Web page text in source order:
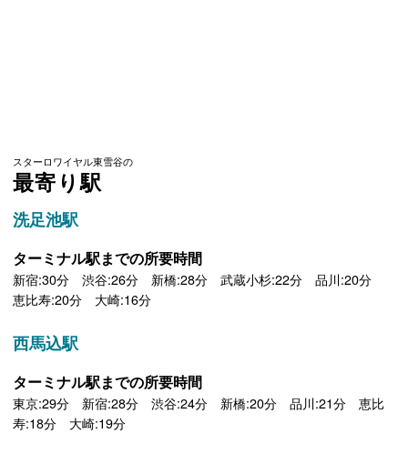
スターロワイヤル東雪谷の
最寄り駅
洗足池駅
ターミナル駅までの所要時間
新宿:30分 渋谷:26分 新橋:28分 武蔵小杉:22分 品川:20分
恵比寿:20分 大崎:16分
西馬込駅
ターミナル駅までの所要時間
東京:29分 新宿:28分 渋谷:24分 新橋:20分 品川:21分 恵比
寿:18分 大崎:19分